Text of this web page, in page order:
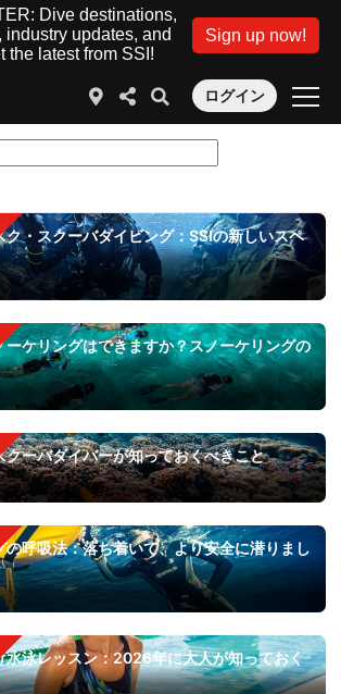
Dive destinations,
updates, and
latest from SSI!
Sign up now!
ログイン
ク・スクーバダイビング：SSIの新しいスペ
ーケリングはできますか？スノーケリングの
クーバダイバーが知っておくべきこと
の呼吸法：落ち着いて、より安全に潜りまし
水泳レッスン：2026年に大人が知っておく